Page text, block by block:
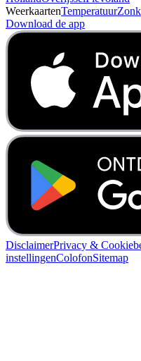
WeerkaartenTemperatuur
Download de app
DisclaimerPrivacy &
instellingenColofonSitemap